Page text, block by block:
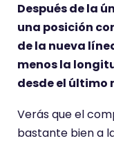
Después de la
una posición
de la nueva
menos la
desde el último
Verás que el
bastante bien a